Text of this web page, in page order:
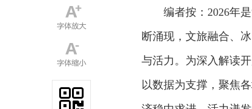
编者按：2026年
断涌现，文旅融合、
与活力。为深入解读
以数据为支撑，聚焦